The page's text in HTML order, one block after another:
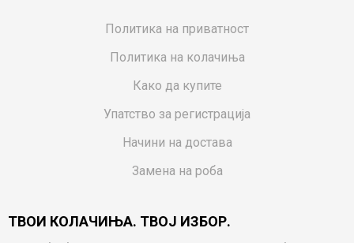
Политика на приватност
Политика на колачиња
Како да купите
Упатство за регистрација
Начини на достава
Замена на роба
Ваучери
ТВОИ КОЛАЧИЊА. ТВОЈ ИЗБОР.